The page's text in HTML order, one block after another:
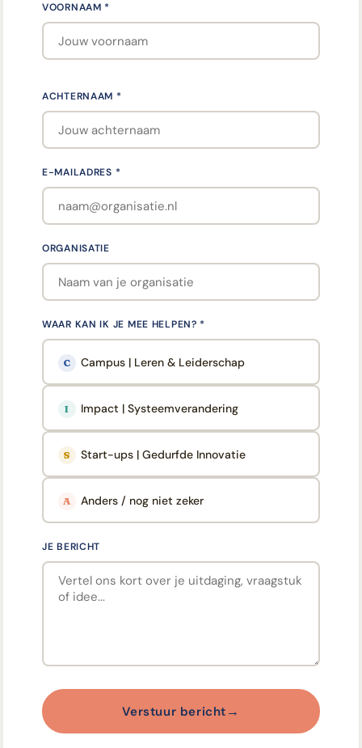
VOORNAAM *
ACHTERNAAM *
E-MAILADRES *
ORGANISATIE
WAAR KAN IK JE MEE HELPEN? *
C Campus | Leren & Leiderschap
I Impact | Systeemverandering
S Start-ups | Gedurfde Innovatie
A Anders / nog niet zeker
JE BERICHT
Verstuur bericht →